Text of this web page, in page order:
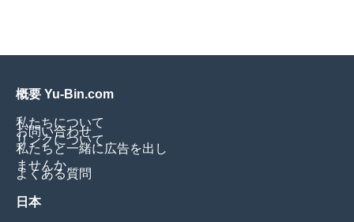
概要 Yu-Bin.com
私たちについて
お問い合わせ
リンクについて
私たちと一緒に広告を出し
ませんか
よくある質問
日本